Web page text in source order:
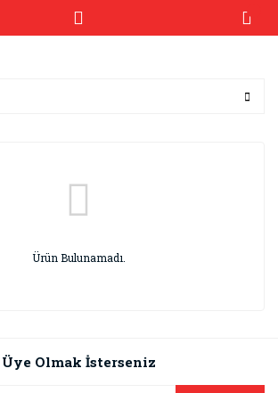
Ürün Bulunamadı.
Üye Olmak İsterseniz